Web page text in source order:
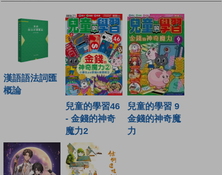
漢語語法詞匯
概論
兒童的學習46
- 金錢的神奇
魔力2
兒童的學習 9
金錢的神奇魔
力